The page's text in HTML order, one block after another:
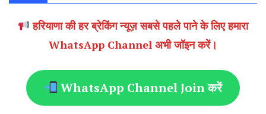
हरियाणा की हर ब्रेकिंग न्यूज़ सबसे पहले पाने के लिए हमारा
WhatsApp Channel अभी जॉइन करें।
WhatsApp Channel Join करें